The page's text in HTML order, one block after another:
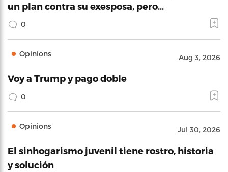
un plan contra su exesposa, pero…
0
Opinions Aug 3, 2026
Voy a Trump y pago doble
0
Opinions Jul 30, 2026
El sinhogarismo juvenil tiene rostro, historia
y solución